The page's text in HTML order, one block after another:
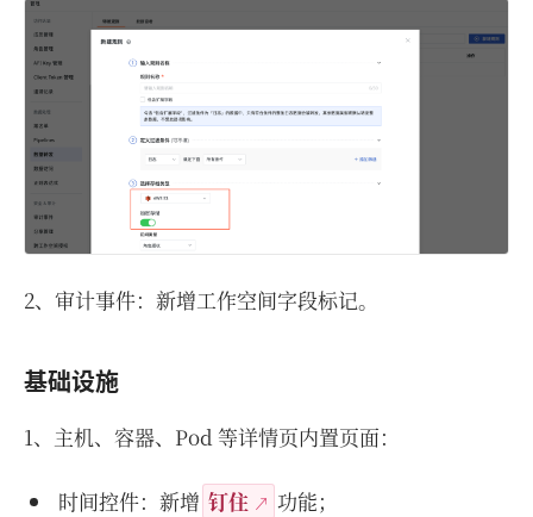
2、审计事件：新增工作空间字段标记。
基础设施
1、主机、容器、Pod 等详情页内置页面：
时间控件：新增 钉住
功能；